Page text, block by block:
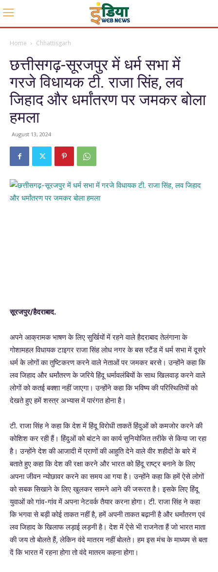
Home Chhattisgarh
छत्तीसगढ़-सूरजपुर में धर्म सभा में
गरजे विधायक टी. राजा सिंह, लव
जिहाद और धर्मांतरण पर जमकर बोला
हमला
August 13, 2024
सूरजपुर/हैदराबाद.
अपने आक्रामक भाषण के लिए सुर्खियों में रहने वाले हैदराबाद तेलंगाना के
गोशामहल विधायक टाइगर राजा सिंह लोध नगर के बस स्टैंड में धर्म सभा में दूसरे
धर्म के लोगों का तुष्टिकरण करने वाले नेताओं पर जमकर बरसे। उन्होंने कहा कि
लव जिहाद और धर्मांतरण के जरिये हिंदू धर्मावलंबियों के साथ खिलवाड़ करने वाले
लोगों को कतई बक्शा नहीं जाएगा। उन्होंने कहा कि भविष्य की परिस्थितियों को
देखते हुए हमें शस्त्र अभ्यास में पारंगत होना है।
टी. राजा सिंह ने कहा कि देश में हिंदू विरोधी ताकतें हिंदुओं को कमजोर करने की
कोशिश कर रही हैं। हिंदुओं को बांटने का कार्य सुनियोजित तरीके से किया जा रहा
है। उन्होंने देश की आजादी में प्राणों की आहुति देने वाले वीर शहीदों के बारे में
बताते हुए कहा कि देश की रक्षा करने और भारत को हिंदू राष्ट्र बनाने के लिए
अपना जीवन न्योछावर करने का समय आ गया है। उन्होंने कहा कि हमें ऐसे लोगों
को सबक सिखाने के लिए खुलकर सामने आने की जरूरत है। इसके लिए हिंदू
युवाओं को गांव-गांव में अपना नेटवर्क तैयार करना होगा। टी. राजा सिंह ने कहा
कि भगवा से बड़ी कोई ताकत नहीं है, हमें अपनी ताकत बढ़ानी है और धर्मांतरण एवं
लव जिहाद के खिलाफ लड़ाई लड़नी है। देश में ऐसे भी राजनेता हैं जो भारत माता
की जय तो बोलते हैं, लेकिन वंदे मातरम नहीं बोलते। हम इस मंच के माध्यम से बता
दें कि भारत में रहना होगा तो वंदे मातरम कहना होगा।